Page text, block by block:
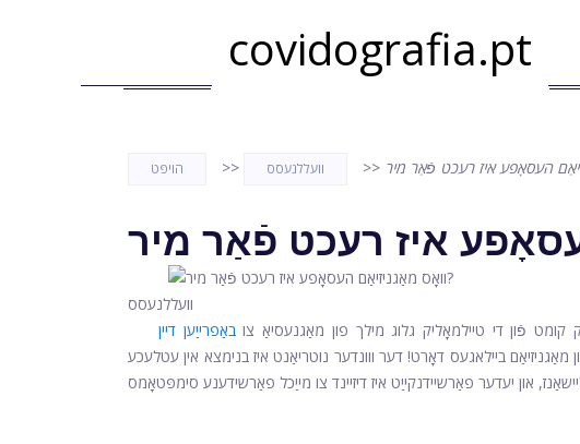
covidografia.pt
הויפּט >> וועללנעסס >>
וועללנעסס
קומט פֿון די טיילמאָליק גלוג מילך פון מאַגנעסיאַ צו באַפרייַען דיין
ביילאגעס דאָרט! דער ווונדער נוטריאַנט איז בנימצא אין עטלעכע